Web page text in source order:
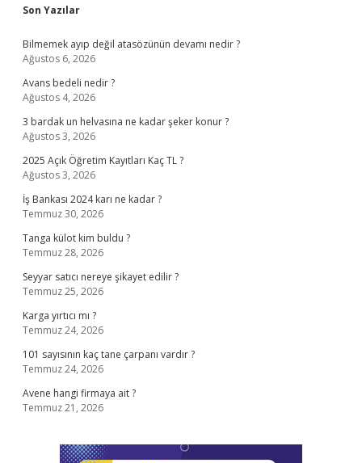
Sidebar
Son Yazılar
Bilmemek ayıp değil atasözünün devamı nedir ?
Ağustos 6, 2026
Avans bedeli nedir ?
Ağustos 4, 2026
3 bardak un helvasına ne kadar şeker konur ?
Ağustos 3, 2026
2025 Açık Öğretim Kayıtları Kaç TL ?
Ağustos 3, 2026
İş Bankası 2024 karı ne kadar ?
Temmuz 30, 2026
Tanga külot kim buldu ?
Temmuz 28, 2026
Seyyar satıcı nereye şikayet edilir ?
Temmuz 25, 2026
Karga yırtıcı mı ?
Temmuz 24, 2026
101 sayısının kaç tane çarpanı vardır ?
Temmuz 24, 2026
Avene hangi firmaya ait ?
Temmuz 21, 2026